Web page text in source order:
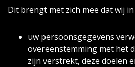
Dit brengt met zich mee dat wij
uw persoonsgegevens
overeenstemming met het
zijn verstrekt, deze doelen